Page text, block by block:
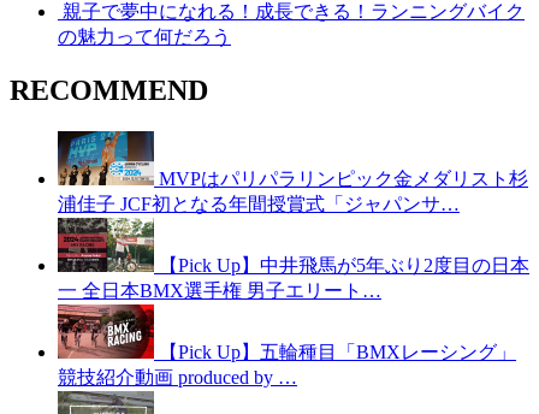
親子で夢中になれる！成長できる！ランニングバイク
の魅力って何だろう
RECOMMEND
MVPはパリパラリンピック金メダリスト杉
浦佳子 JCF初となる年間授賞式「ジャパンサ…
【Pick Up】中井飛馬が5年ぶり2度目の日本
一 全日本BMX選手権 男子エリート…
【Pick Up】五輪種目「BMXレーシング」
競技紹介動画 produced by …